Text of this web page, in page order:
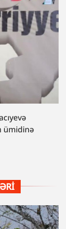
ümidinə